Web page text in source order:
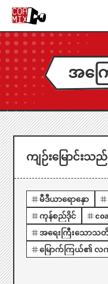
အကြ
ကျဉ်းမြောင်းသည်
မီဒီယာရောနှော
ကုန်စည်ဒိုင်
အရေးကြီးသောသတိ
မြောက်ကြယ်၏ လ